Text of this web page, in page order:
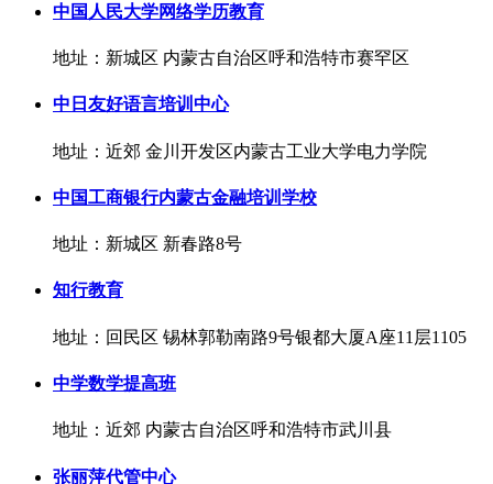
中国人民大学网络学历教育
地址：新城区 内蒙古自治区呼和浩特市赛罕区
中日友好语言培训中心
地址：近郊 金川开发区内蒙古工业大学电力学院
中国工商银行内蒙古金融培训学校
地址：新城区 新春路8号
知行教育
地址：回民区 锡林郭勒南路9号银都大厦A座11层1105
中学数学提高班
地址：近郊 内蒙古自治区呼和浩特市武川县
张丽萍代管中心